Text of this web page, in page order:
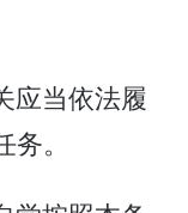
应当依法履
。